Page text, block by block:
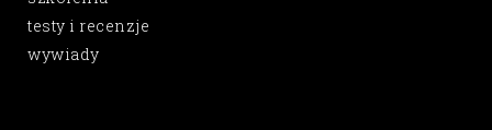
testy i recenzje
wywiady